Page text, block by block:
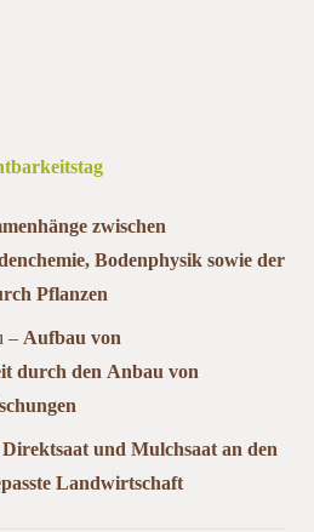
zwischen
Bodenphysik sowie der
Pflanzen
–Aufbau von
durch den Anbau von
und Mulchsaat an den
Landwirtschaft